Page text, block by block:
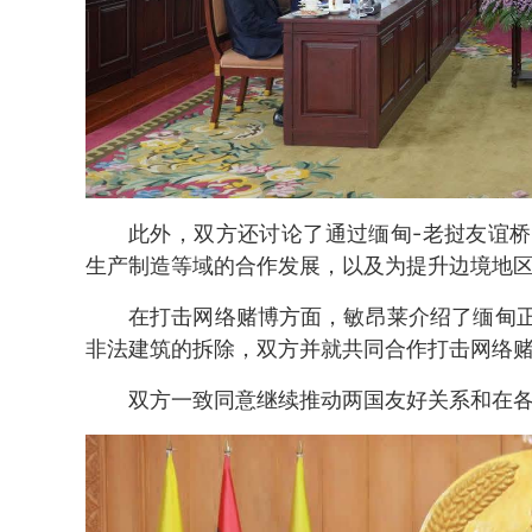
此外，双方还讨论了通过缅甸-老挝友谊
生产制造等域的合作发展，以及为提升边境地
在打击网络赌博方面，敏昂莱介绍了缅甸
非法建筑的拆除，双方并就共同合作打击网络
双方一致同意继续推动两国友好关系和在